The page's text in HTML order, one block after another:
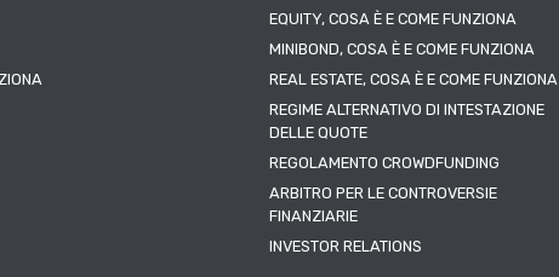
EQUITY, COSA È E COME FUNZIONA
MINIBOND, COSA È E COME FUNZIONA
REAL ESTATE, COSA È E COME FUNZIONA
REGIME ALTERNATIVO DI INTESTAZIONE
DELLE QUOTE
REGOLAMENTO CROWDFUNDING
ARBITRO PER LE CONTROVERSIE
FINANZIARIE
INVESTOR RELATIONS